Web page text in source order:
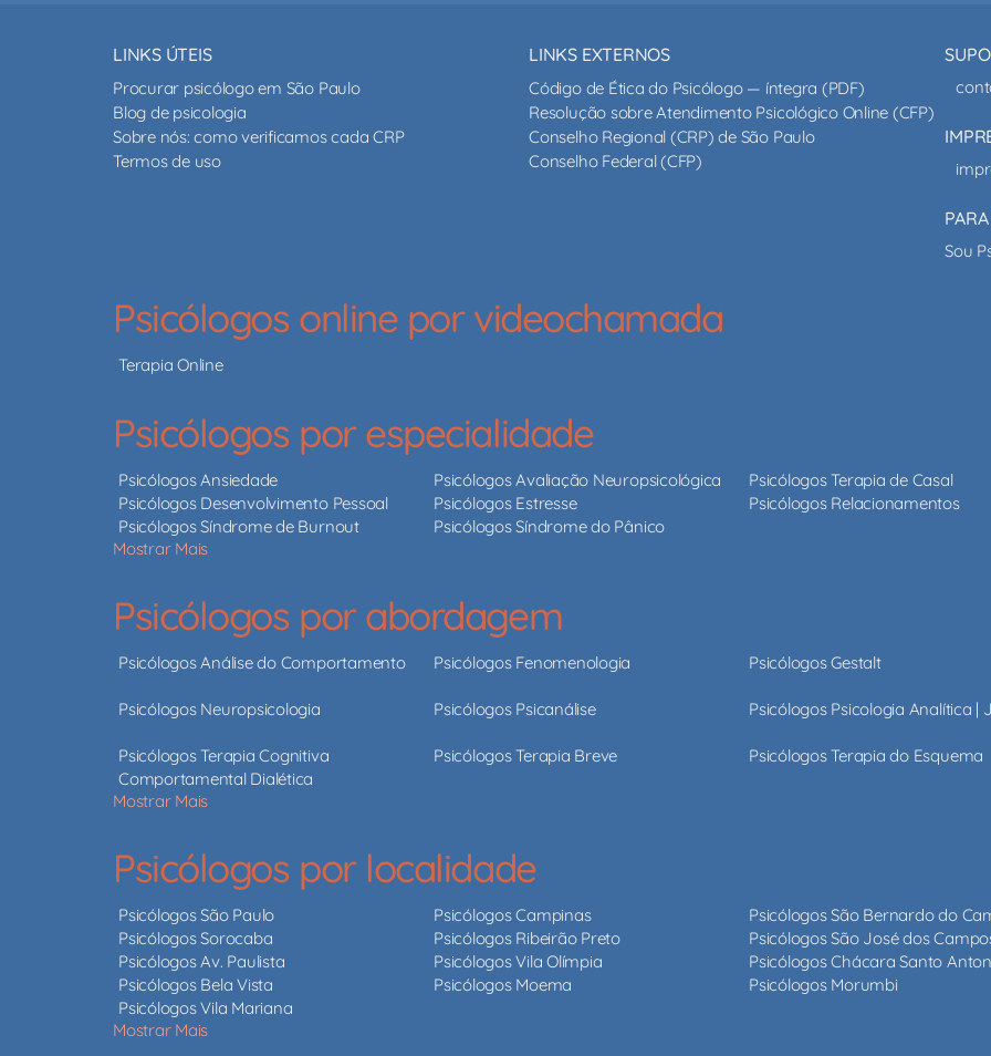
LINKS ÚTEIS
Procurar psicólogo em São Paulo
Blog de psicologia
Sobre nós: como verificamos cada CRP
Termos de uso
LINKS EXTERNOS
Código de Ética do Psicólogo — íntegra (PDF)
Resolução sobre Atendimento Psicológico Online (CFP)
Conselho Regional (CRP) de São Paulo
Conselho Federal (CFP)
Sou
Psicólogos online por videochamada
Terapia Online
Psicólogos por especialidade
Psicólogos Ansiedade Psicólogos Avaliação Neuropsicológica
Psicólogos Terapia de Casal
Psicólogos Desenvolvimento Pessoal
Psicólogos Estresse
Psicólogos Relacionamentos
Psicólogos Síndrome de Burnout
Psicólogos Síndrome do Pânico
Mostrar Mais
Psicólogos por abordagem
Psicólogos Análise do Comportamento Psicólogos Fenomenologia Psicólogos Gestalt
Psicólogos Neuropsicologia Psicólogos Psicanálise Psicólogos Psicologia Analítica |
Psicólogos Terapia Cognitiva
Comportamental Dialética
Psicólogos Terapia Breve Psicólogos Terapia do Esquema
Mostrar Mais
Psicólogos por localidade
Psicólogos São Paulo Psicólogos Campinas
Psicólogos São Bernardo do
Psicólogos Sorocaba
Psicólogos Ribeirão Preto
Psicólogos São José dos
Psicólogos Av. Paulista
Psicólogos Vila Olímpia
Psicólogos Chácara Santo
Psicólogos Bela Vista
Psicólogos Moema
Psicólogos Morumbi
Psicólogos Vila Mariana
Mostrar Mais